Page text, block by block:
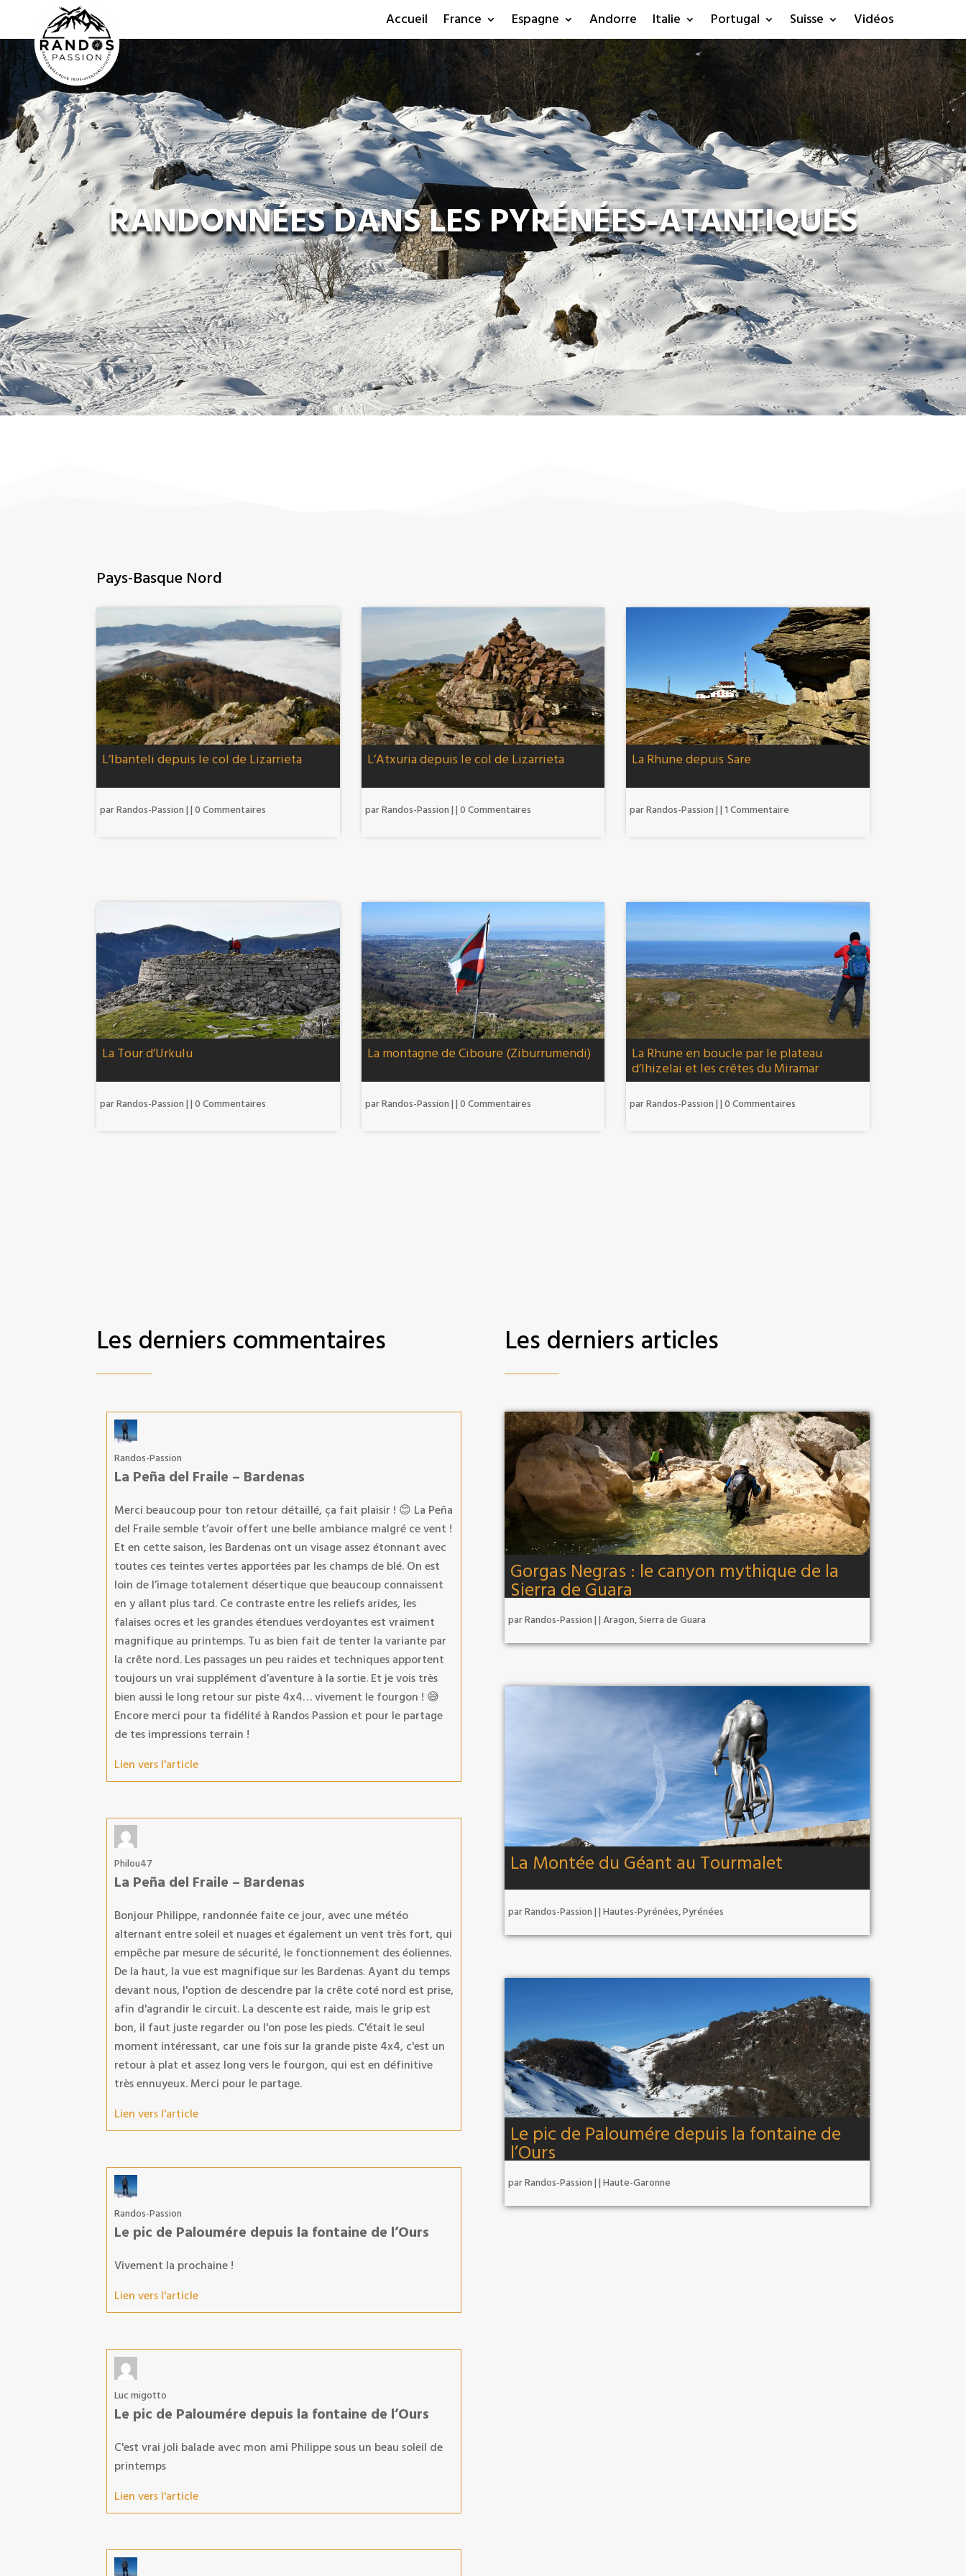
Accueil France Espagne Andorre Italie Portugal Suisse Vidéos
RANDONNÉES DANS LES PYRÉNÉES-ATANTIQUES
Pays-Basque Nord
L’Ibanteli depuis le col de Lizarrieta
parRandos-Passion || 0 Commentaires
L’Atxuria depuis le col de Lizarrieta
parRandos-Passion | | 0 Commentaires
La Rhune depuis Sare
parRandos-Passion || 1 Commentaire
La Tour d’Urkulu
parRandos-Passion || 0 Commentaires
La montagne de Ciboure (Ziburrumendi)
parRandos-Passion | | 0 Commentaires
La Rhune en boucle par le plateau
d’Ihizelai et les crêtes du Miramar
parRandos-Passion || 0 Commentaires
Les derniers commentaires
Randos-Passion
La Peña del Fraile – Bardenas
Merci beaucoup pour ton retour détaillé, ça fait plaisir ! 😊 La Peña
del Fraile semble t’avoir offert une belle ambiance malgré ce vent !
Et en cette saison, les Bardenas ont un visage assez étonnant avec
toutes ces teintes vertes apportées par les champs de blé. On est
loin de l’image totalement désertique que beaucoup connaissent
en y allant plus tard. Ce contraste entre les reliefs arides, les
falaises ocres et les grandes étendues verdoyantes est vraiment
magnifique au printemps. Tu as bien fait de tenter la variante par
la crête nord. Les passages un peu raides et techniques apportent
toujours un vrai supplément d’aventure à la sortie. Et je vois très
bien aussi le long retour sur piste 4x4… vivement le fourgon ! 😅
Encore merci pour ta fidélité à Randos Passion et pour le partage
de tes impressions terrain !
Lien vers l'article
Philou47
La Peña del Fraile – Bardenas
Bonjour Philippe, randonnée faite ce jour, avec une météo
alternant entre soleil et nuages et également un vent très fort, qui
empêche par mesure de sécurité, le fonctionnement des éoliennes.
De la haut, la vue est magnifique sur les Bardenas. Ayant du temps
devant nous, l'option de descendre par la crête coté nord est prise,
afin d'agrandir le circuit. La descente est raide, mais le grip est
bon, il faut juste regarder ou l'on pose les pieds. C'était le seul
moment intéressant, car une fois sur la grande piste 4x4, c'est un
retour à plat et assez long vers le fourgon, qui est en définitive
très ennuyeux. Merci pour le partage.
Lien vers l'article
Randos-Passion
Le pic de Paloumére depuis la fontaine de l’Ours
Vivement la prochaine !
Lien vers l'article
Luc migotto
Le pic de Paloumére depuis la fontaine de l’Ours
C'est vrai joli balade avec mon ami Philippe sous un beau soleil de
printemps
Lien vers l'article
Les derniers articles
Gorgas Negras : le canyon mythique de la
Sierra de Guara
parRandos-Passion | | Aragon,Sierra de Guara
La Montée du Géant au Tourmalet
parRandos-Passion | | Hautes-Pyrénées,Pyrénées
Le pic de Paloumére depuis la fontaine de
l’Ours
parRandos-Passion | | Haute-Garonne